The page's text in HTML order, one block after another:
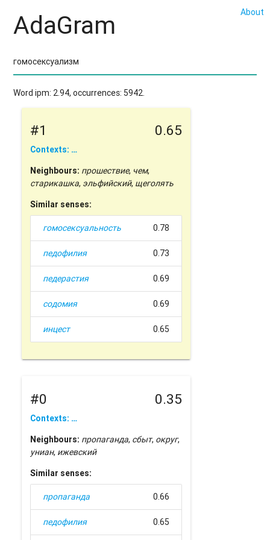
About
AdaGram
Word ipm: 2.94, occurrences: 5942.
#1 0.65
Contexts: …
Neighbours: прошествие, чем,
старикашка, эльфийский, щеголять
Similar senses:
гомосексуальность 0.78
педофилия 0.73
педерастия 0.69
содомия 0.69
инцест 0.65
#0 0.35
Contexts: …
Neighbours: пропаганда, сбыт, округ,
униан, ижевский
Similar senses:
пропаганда 0.66
педофилия 0.65